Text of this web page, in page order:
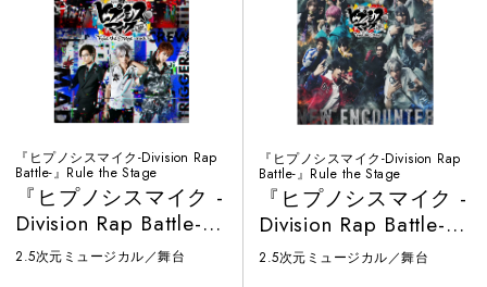
『ヒプノシスマイク-Division Rap
Battle-』Rule the Stage
『ヒプノシスマイク -
Division Rap Battle-』
Rule the Stage -
2.5次元ミュージカル／舞台
『ヒプノシスマイク-Division Rap
Battle-』Rule the Stage
『ヒプノシスマイク -
Division Rap Battle-』
Rule the Stage -New
2.5次元ミュージカル／舞台